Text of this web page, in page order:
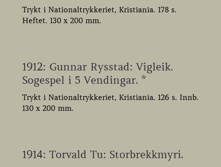
Trykt i Nationaltrykkeriet, Kristiania. 178 s.
Heftet. 130 x 200 mm.
1912: Gunnar Rysstad: Vigleik.
Sogespel i 5 Vendingar. *
Trykt i Nationaltrykkeriet, Kristiania. 126 s. Innb.
130 x 200 mm.
1914: Torvald Tu: Storbrekkmyri.